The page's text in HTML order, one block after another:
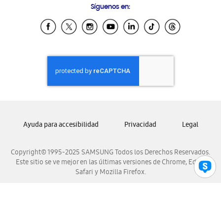
Samsung Ecuador
Samsung El Salvador
Samsung Honduras
Samsung Nicaragua
Samsung Panamá
Samsung Venezuela
Síguenos en:
Copyright© 1995-2025 SAMSUNG Todos los Derechos Reservados.
Este sitio se ve mejor en las últimas versiones de Chrome, Edge,
Safari y Mozilla Firefox.
Ayuda para accesibilidad Privacidad Legal